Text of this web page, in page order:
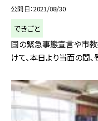
公開日 2021/08/30
できごと
国の緊急事態宣言や市教
けて、本日より当面の間、